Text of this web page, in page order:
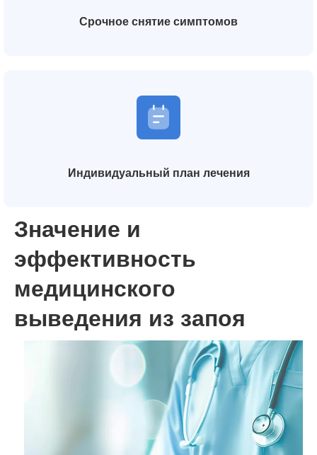
Срочное снятие симптомов
Индивидуальный план лечения
Значение и
эффективность
медицинского
выведения из запоя